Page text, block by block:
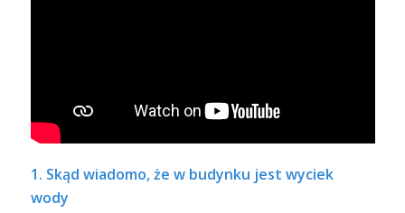
1. Skąd wiadomo, że w budynku jest wyciek
wody